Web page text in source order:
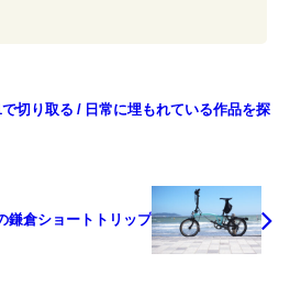
で切り取る / 日常に埋もれている作品を探
鎌倉ショートトリップ